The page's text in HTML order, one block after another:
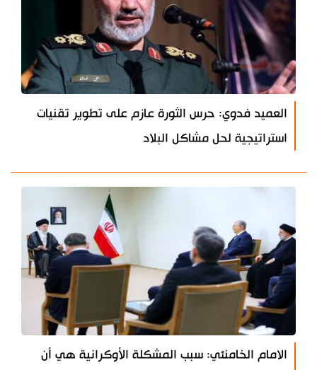
العميد فدوي: حرس الثورة عازم على تطوير تقنيات
استراتيجية لحل مشاكل البلاد
الامام الخامنئي: سبب المشكلة الأوكرانية هي أن